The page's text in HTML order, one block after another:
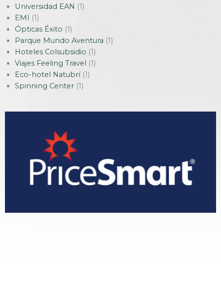
Universidad EAN (1)
EMI (1)
Ópticas Éxito (1)
Parque Mundo Aventura (1)
Hoteles Colsubsidio (1)
Viajes Feeling Travel (1)
Eco-hotel Natubrí(1)
Spinning Center (1)